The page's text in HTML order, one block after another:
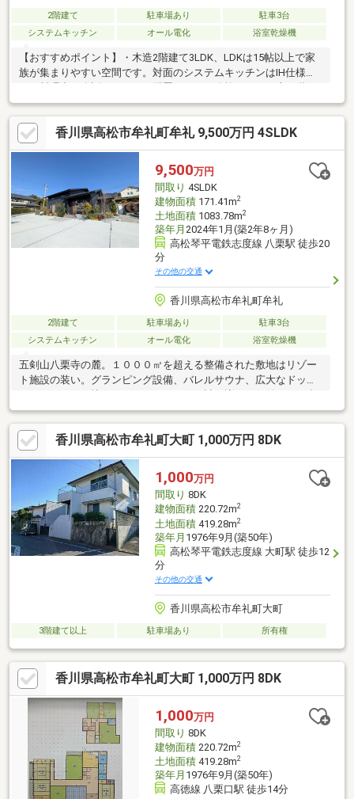
2階建て 駐車場あり
駐車3台
システムキッチン
オール電化 浴室乾燥機
【おすすめポイント】・木造2階建て3LDK、LDKは15帖以上で家
族が集まりやすい空間です。対面のシステムキッチンはIH仕様
つながりを感じられ、屋内でも開放感を意識した暮らしができま
す。・全居室フローリングで掃除がしやすく、各部屋に収納があ
り日用品を整理しながら使えます。屋根裏収納もあり、季節用品
の保管にも対応できます。・お庭スペースがあり、日差しを感じ
ながらBBQなど屋外時間も楽しめます。・オール電化で設備がま
とまり、水回りには窓があり日常的に換気が可能です。駐車3台分
を確保できます。
香川県高松市牟礼町牟礼 9,500万円 4SLDK
9,500万円
間取り 4SLDK
建物面積171.41m2
土地面積1083.78m2
築年月 2024年1月(築2年8ヶ月)
高松琴平電鉄志度線 八栗駅 徒歩20
分
その他の交通
香川県高松市牟礼町牟礼
2階建て 駐車場あり
駐車3台
システムキッチン
オール電化 浴室乾燥機
五剣山八栗寺の麓。１０００㎡を超える整備された敷地はリゾー
ト施設の装い。グランピング設備、バレルサウナ、広大なドッグ
です♪ゆったりめの延床面積１７１．４１㎡の居室空間／香川県内
の工務店さんが建てた木の家／フローリングは無垢材（玄関：か
りん、リビング：さくら、キッチン・廊下等：ヒノキ等）／ガー
デンキャンプ後使用できるシャワールーム・トイレ／ランドクル
ーザー級２台収納可能な車庫／圧巻の約６０坪以上の芝生ドッグ
ランスペース／吹抜の居室空間／サウナーの憧れバレルサウナ設
備／見どころ設備満載の邸宅／ご案内いたしますのでお気軽にご
連絡ください♪
香川県高松市牟礼町大町 1,000万円 8DK
1,000万円
間取り 8DK
建物面積220.72m2
土地面積419.28m2
築年月 1976年9月(築50年)
高松琴平電鉄志度線 大町駅 徒歩12
分
その他の交通
香川県高松市牟礼町大町
3階建て以上 駐車場あり 所有権
香川県高松市牟礼町大町 1,000万円 8DK
1,000万円
間取り 8DK
建物面積220.72m2
土地面積419.28m2
築年月 1976年9月(築50年)
高徳線 八栗口駅 徒歩14分